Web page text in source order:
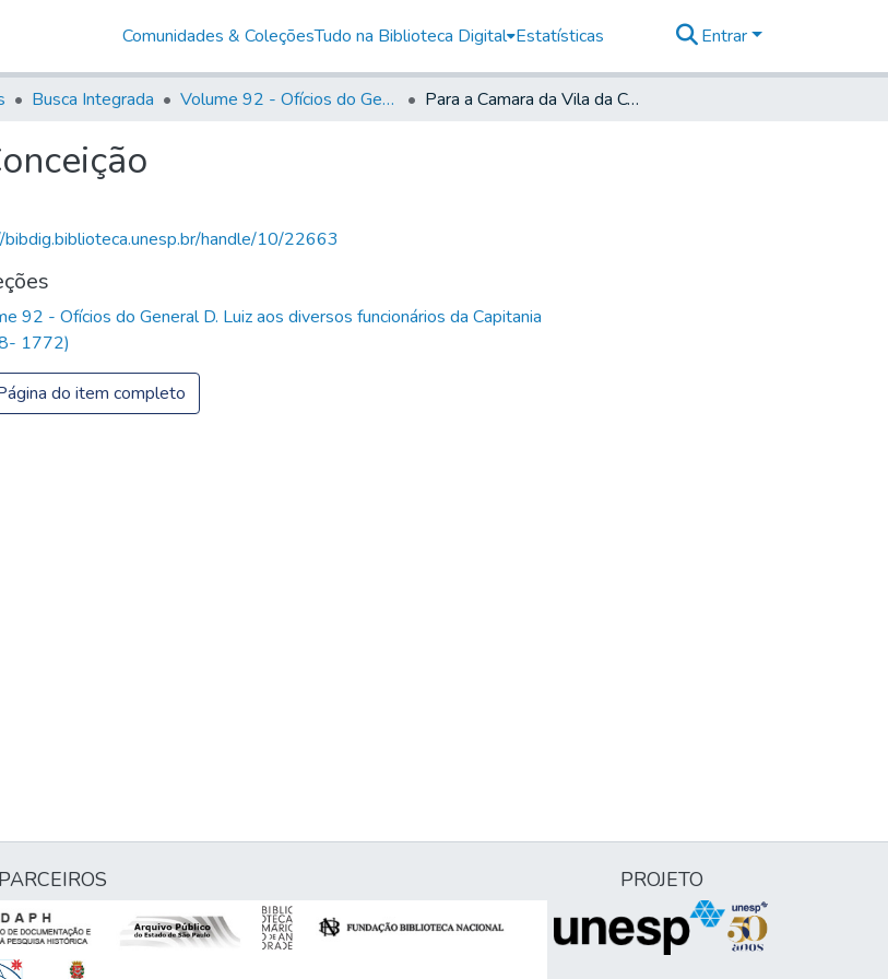
Comunidades & ColeçõesTudo na Biblioteca Digital Estatísticas Entrar
Busca Integrada Volume 92 - Ofícios do General D. Luiz aos diversos funcionários da Capitania (1768- 1772) Para a Camara da Vila da Conceição
handle/10/22663
92 - Ofícios do General D. Luiz aos diversos funcionários da Capitania
1772)
do item completo
PARCEIROS PROJETO